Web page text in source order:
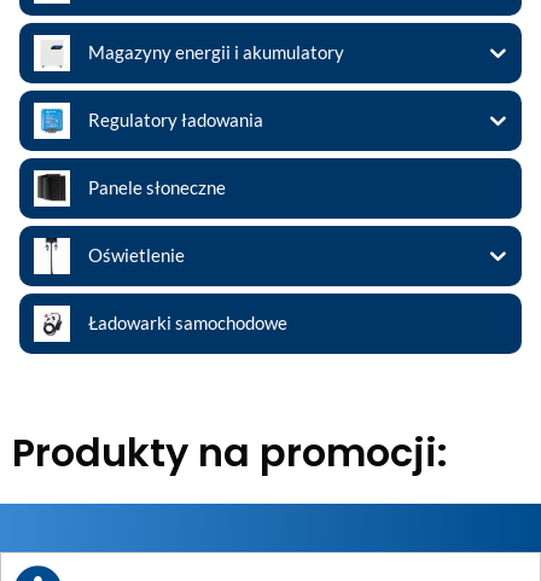
Magazyny energii i akumulatory
Regulatory ładowania
Panele słoneczne
Oświetlenie
Ładowarki samochodowe
Produkty na promocji: